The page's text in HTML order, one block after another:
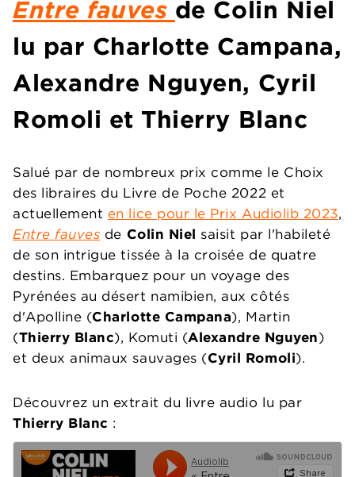
Entre fauves de Colin Niel
lu par Charlotte Campana,
Alexandre Nguyen, Cyril
Romoli et Thierry Blanc
Salué par de nombreux prix comme le Choix
des libraires du Livre de Poche 2022 et
actuellement en lice pour le Prix Audiolib 2023,
Entre fauves de Colin Niel saisit par l'habileté
de son intrigue tissée à la croisée de quatre
destins. Embarquez pour un voyage des
Pyrénées au désert namibien, aux côtés
d'Apolline (Charlotte Campana), Martin
(Thierry Blanc), Komuti (Alexandre Nguyen)
et deux animaux sauvages (Cyril Romoli).
Découvrez un extrait du livre audio lu par
Thierry Blanc :